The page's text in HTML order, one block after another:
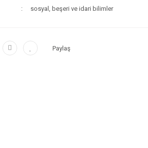
sosyal, beşeri ve idari bilimler
Paylaş